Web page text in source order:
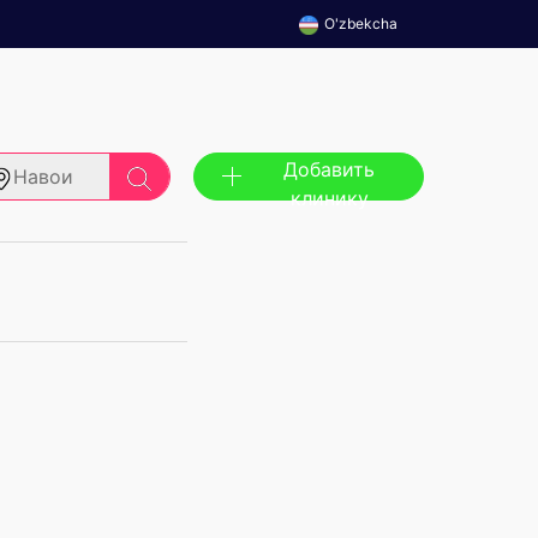
O'zbekcha
Навои
Добавить
клинику